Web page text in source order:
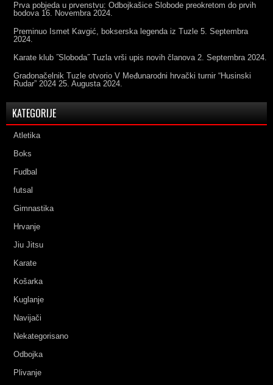
Prva pobjeda u prvenstvu: Odbojkašice Slobode preokretom do prvih
bodova 16. Novembra 2024.
Preminuo Ismet Kavgić, bokserska legenda iz Tuzle 5. Septembra
2024.
Karate klub ˝Sloboda˝ Tuzla vrši upis novih članova 2. Septembra 2024.
Gradonačelnik Tuzle otvorio V Međunarodni hrvački turnir “Husinski
Rudar” 2024 25. Augusta 2024.
KATEGORIJE
Atletika
Boks
Fudbal
futsal
Gimnastika
Hrvanje
Jiu Jitsu
Karate
Košarka
Kuglanje
Navijači
Nekategorisano
Odbojka
Plivanje